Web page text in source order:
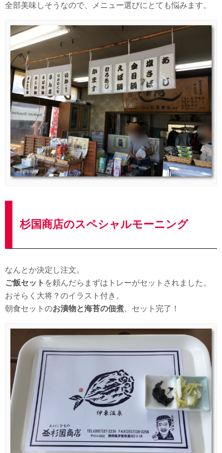
全部美味しそうなので、メニュー選びにとても悩みます。
杉国商店のスペシャルモーニング
なんとか決定し注文。
ご飯セット を頼んだらまずはトレーがセットされました。
おそらく大将？のイラスト付き。
朝食セットのお漬物と海苔の佃煮 、セット完了！